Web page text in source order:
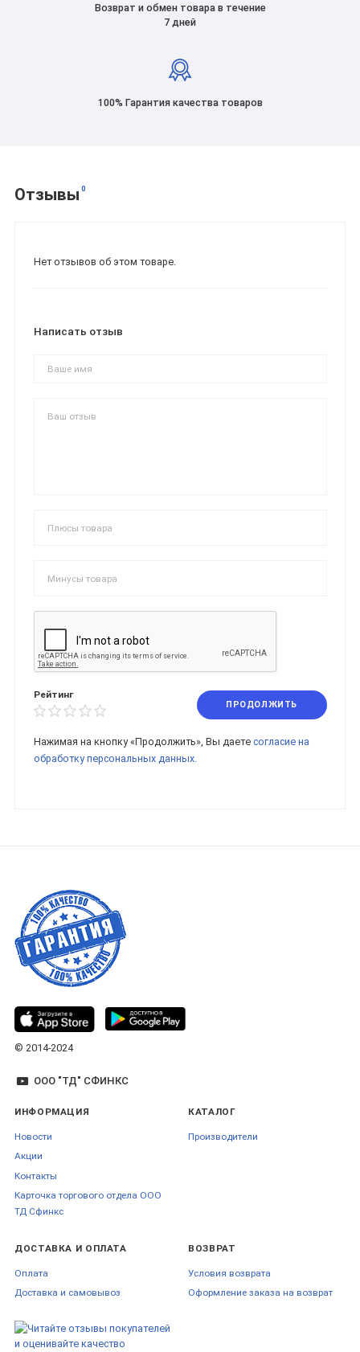
Возврат и обмен товара в течение
7 дней
100% Гарантия качества товаров
Отзывы 0
Нет отзывов об этом товаре.
Написать отзыв
Рейтинг
ПРОДОЛЖИТЬ
Нажимая на кнопку «Продолжить», Вы даете согласие на
обработку персональных данных.
© 2014-2024
ООО "ТД" СФИНКС
ИНФОРМАЦИЯ
Новости
Акции
Контакты
Карточка торгового отдела ООО
ТД Сфинкс
КАТАЛОГ
Производители
ДОСТАВКА И ОПЛАТА
Оплата
Доставка и самовывоз
ВОЗВРАТ
Условия возврата
Оформление заказа на возврат